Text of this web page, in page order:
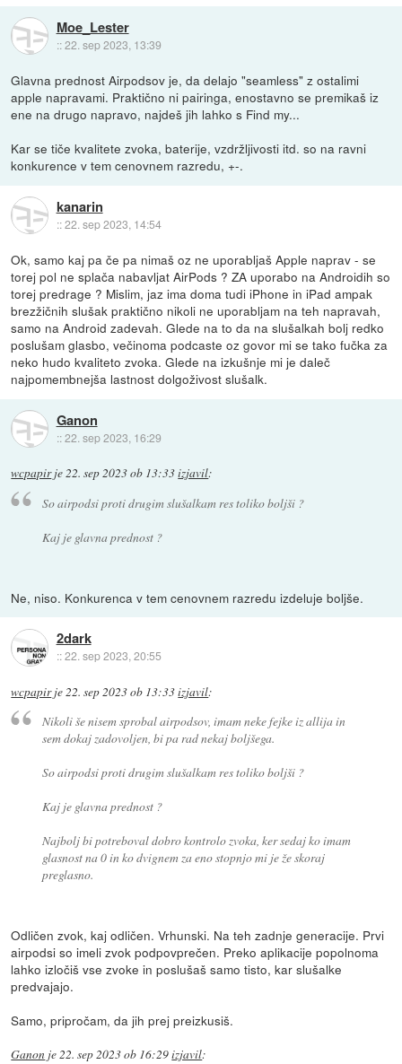
Moe_Lester
::22. sep 2023, 13:39
Glavna prednost Airpodsov je, da delajo "seamless" z ostalimi
apple napravami. Praktično ni pairinga, enostavno se premikaš iz
ene na drugo napravo, najdeš jih lahko s Find my...
Kar se tiče kvalitete zvoka, baterije, vzdržljivosti itd. so na ravni
konkurence v tem cenovnem razredu, +-.
kanarin
::22. sep 2023, 14:54
Ok, samo kaj pa če pa nimaš oz ne uporabljaš Apple naprav - se
torej pol ne splača nabavljat AirPods ? ZA uporabo na Androidih so
torej predrage ? Mislim, jaz ima doma tudi iPhone in iPad ampak
brezžičnih slušak praktično nikoli ne uporabljam na teh napravah,
samo na Android zadevah. Glede na to da na slušalkah bolj redko
poslušam glasbo, večinoma podcaste oz govor mi se tako fučka za
neko hudo kvaliteto zvoka. Glede na izkušnje mi je daleč
najpomembnejša lastnost dolgoživost slušalk.
Ganon
::22. sep 2023, 16:29
wcpapirje22. sep 2023 ob 13:33izjavil:
So airpodsi proti drugim slušalkam res toliko boljši ?
Kaj je glavna prednost ?
Ne, niso. Konkurenca v tem cenovnem razredu izdeluje boljše.
2dark
::22. sep 2023, 20:55
wcpapirje22. sep 2023 ob 13:33izjavil:
Nikoli še nisem sprobal airpodsov, imam neke fejke iz allija in
sem dokaj zadovoljen, bi pa rad nekaj boljšega.
So airpodsi proti drugim slušalkam res toliko boljši ?
Kaj je glavna prednost ?
Najbolj bi potreboval dobro kontrolo zvoka, ker sedaj ko imam
glasnost na 0 in ko dvignem za eno stopnjo mi je že skoraj
preglasno.
Odličen zvok, kaj odličen. Vrhunski. Na teh zadnje generacije. Prvi
airpodsi so imeli zvok podpovprečen. Preko aplikacije popolnoma
lahko izločiš vse zvoke in poslušaš samo tisto, kar slušalke
predvajajo.
Samo, pripročam, da jih prej preizkusiš.
Ganon je22. sep 2023 ob 16:29izjavil: